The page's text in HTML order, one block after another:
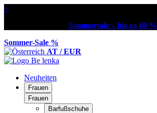
×
Sommersale – bis zu 60 %
Sommer-Sale %
AT / EUR
Neuheiten
Frauen
Frauen
Barfußschuhe